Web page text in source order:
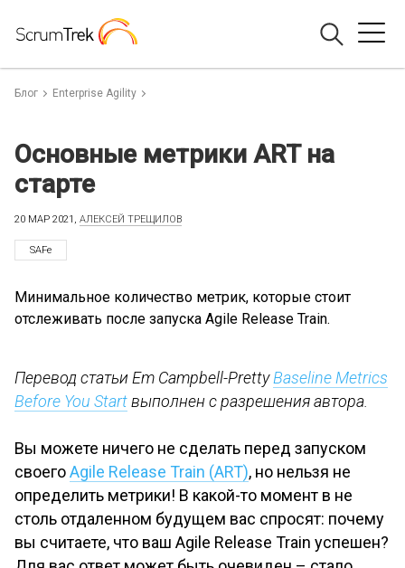
Блог Enterprise Agility
Основные метрики ART на
старте
20 МАР 2021, АЛЕКСЕЙ ТРЕЩИЛОВ
SAFe
Минимальное количество метрик, которые стоит
отслеживать после запуска Agile Release Train.
Перевод статьи Em Campbell-PrettyBaseline Metrics
Before You Startвыполнен с разрешения автора.
Вы можете ничего не сделать перед запуском
своегоAgile Release Train (ART), но нельзя не
определить метрики! В какой-то момент в не
столь отдаленном будущем вас спросят: почему
вы считаете, что ваш Agile Release Train успешен?